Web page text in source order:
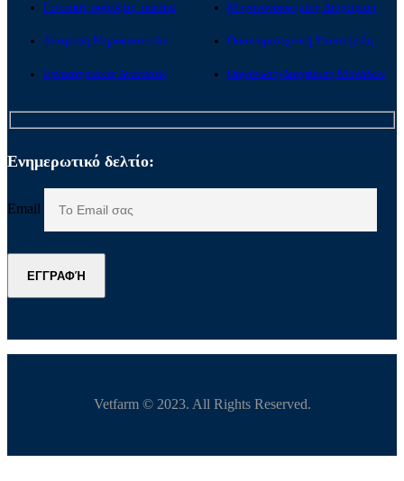
Γενετική, συζεύξεις -mating
Διατροφή Μηρυκαστικών
Εργαστηριακές Αναλύσεις
Μηχανογραφημένη Διαχείριση
Οικονομοτεχνική Υποστήριξη
Οργάνωση-Διαχείριση Μονάδων
Ενημερωτικό δελτίο:
Email
ΕΓΓΡΑΦΉ
Vetfarm © 2023. All Rights Reserved.